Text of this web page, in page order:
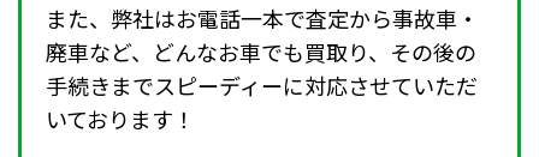
また、弊社はお電話一本で査定から事故車・
廃車など、どんなお車でも買取り、その後の
手続きまでスピーディーに対応させていただ
いております！